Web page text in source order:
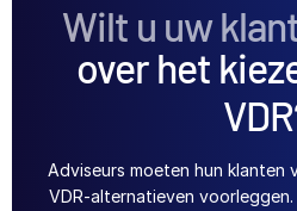
Wilt u uw
over het
Adviseurs moeten hun klanten
VDR-alternatieven